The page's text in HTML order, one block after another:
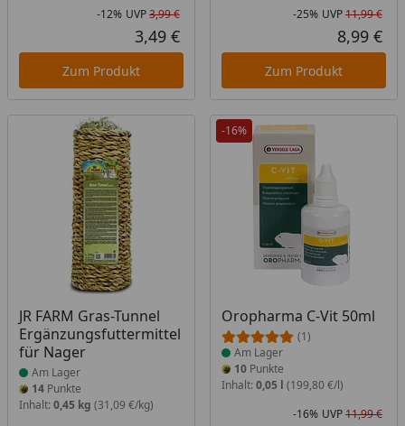
Rabatt in Prozent
-12%
Ursprünglicher Preis
UVP3,99 €
Aktueller Preis
3,49 €
Zum Produkt
-25% UVP11,99 €
8,99 €
Zum Produkt
JR FARM Gras-Tunnel
Ergänzungsfuttermittel
für Nager
Produkt am Lager
Am Lager
14 Punkte
Inhalt: 0,45 kg (31,09 €/kg)
-16%
Oropharma C-Vit 50ml
(1)
Produkt am Lager
Am Lager
10Punkte
Inhalt: 0,05 l (199,80 €/l)
-16% UVP11,99 €